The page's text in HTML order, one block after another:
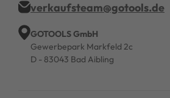
verkaufsteam@gotools.de
GOTOOLS GmbH
Gewerbepark Markfeld 2c
D - 83043 Bad Aibling